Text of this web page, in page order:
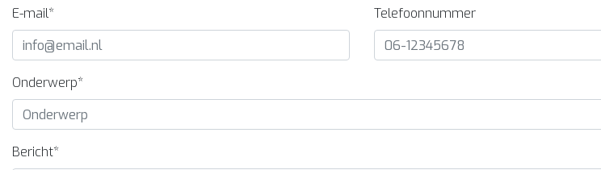
E-mail* Telefoonnummer
Onderwerp*
Bericht*